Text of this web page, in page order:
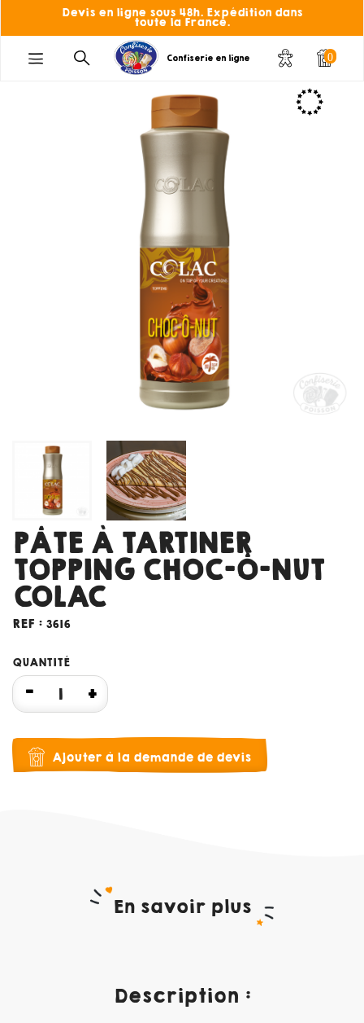
Devis en ligne sous 48h. Expédition dans
toute la France.
Confiserie en ligne 0
PÂTE À TARTINER
TOPPING CHOC-Ô-NUT
COLAC
REF : 3616
QUANTITÉ
Ajouter à la demande de devis
En savoir plus
Description :